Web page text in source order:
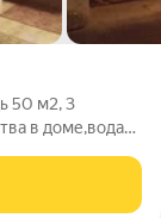
50 м2, 3
в доме,вода
2,6 м,на